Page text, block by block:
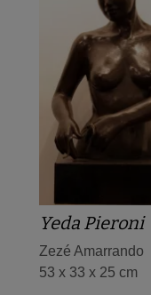
Yeda Pieroni
Zezé Amarrando
53 x 33 x 25 cm